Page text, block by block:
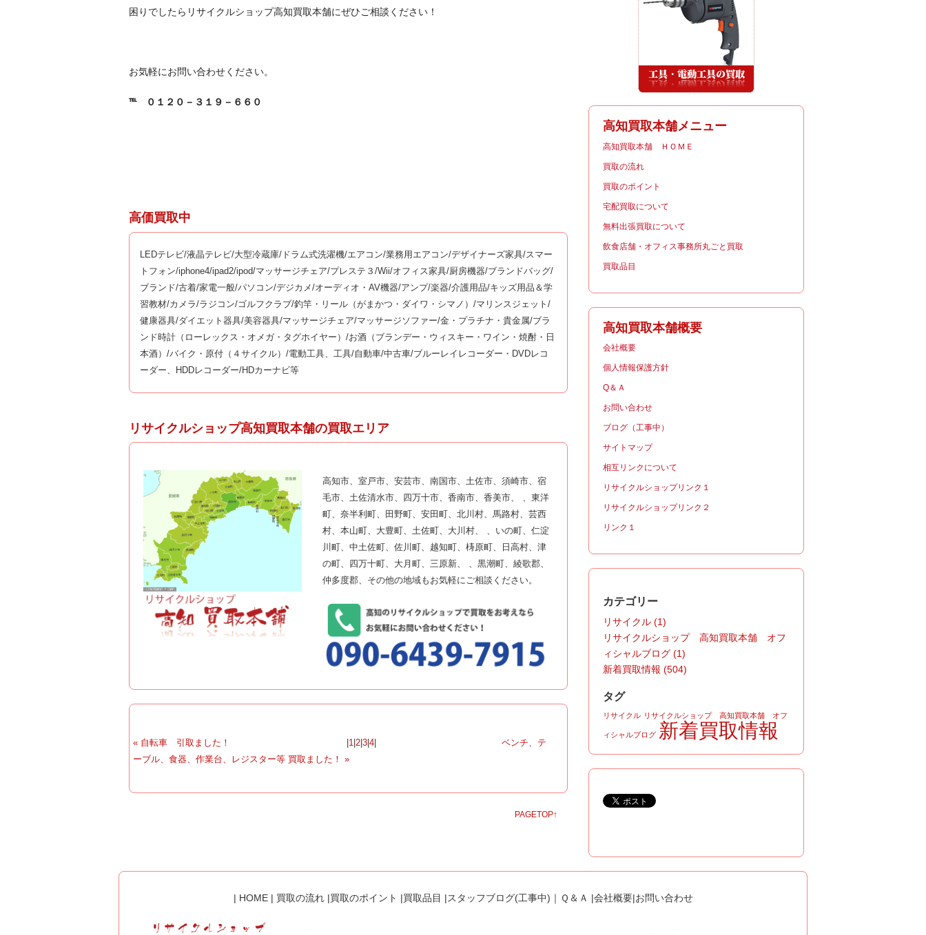
困りでしたらリサイクルショップ高知買取本舗にぜひご相談ください！
お気軽にお問い合わせください。
℡ ０１２０－３１９－６６０
高価買取中
LEDテレビ/液晶テレビ/大型冷蔵庫/ドラム式洗濯機/エアコン/業務用エアコン/デザイナーズ家具/スマー
トフォン/iphone4/ipad2/ipod/マッサージチェア/プレステ３/Wii/オフィス家具/厨房機器/ブランドバッグ/
ブランド/古着/家電一般/パソコン/デジカメ/オーディオ・AV機器/アンプ/楽器/介護用品/キッズ用品＆学
習教材/カメラ/ラジコン/ゴルフクラブ/釣竿・リール（がまかつ・ダイワ・シマノ）/マリンスジェット/
健康器具/ダイエット器具/美容器具/マッサージチェア/マッサージソファー/金・プラチナ・貴金属/ブラ
ンド時計（ローレックス・オメガ・タグホイヤー）/お酒（ブランデー・ウィスキー・ワイン・焼酎・日
本酒）/バイク・原付（４サイクル）/電動工具、工具/自動車/中古車/ブルーレイレコーダー・DVDレコ
ーダー、HDDレコーダー/HDカーナビ等
リサイクルショップ高知買取本舗の買取エリア
高知市、室戸市、安芸市、南国市、土佐市、須崎市、宿
毛市、土佐清水市、四万十市、香南市、香美市、 、東洋
町、奈半利町、田野町、安田町、北川村、馬路村、芸西
村、本山町、大豊町、土佐町、大川村、 、いの町、仁淀
川町、中土佐町、佐川町、越知町、梼原町、日高村、津
の町、四万十町、大月町、三原新、 、黒潮町、綾歌郡、
仲多度郡、その他の地域もお気軽にご相談ください。
« 自転車 引取ました！ |1 |2|3|4| ベンチ、テ
ーブル、食器、作業台、レジスター等 買取ました！ »
PAGETOP↑
高知買取本舗メニュー
高知買取本舗 ＨＯＭＥ
買取の流れ
買取のポイント
宅配買取について
無料出張買取について
飲食店舗・オフィス事務所丸ごと買取
買取品目
高知買取本舗概要
会社概要
個人情報保護方針
Q＆Ａ
お問い合わせ
ブログ（工事中）
サイトマップ
相互リンクについて
リサイクルショップリンク１
リサイクルショップリンク２
リンク１
カテゴリー
リサイクル (1)
リサイクルショップ 高知買取本舗 オフ
ィシャルブログ (1)
新着買取情報 (504)
タグ
リサイクル リサイクルショップ 高知買取本舗 オフ
ィシャルブログ 新着買取情報
| HOME| 買取の流れ|買取のポイント |買取品目 |スタッフブログ(工事中) ｜ Ｑ＆Ａ |会社概要|お問い合わせ